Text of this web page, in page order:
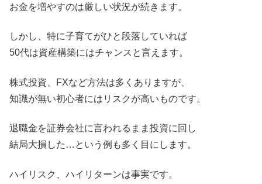
お金を増やすのは厳しい状況が続きます。
しかし、特に子育てがひと段落していれば
50代は資産構築にはチャンスと言えます。
株式投資、FXなど方法は多くありますが、
知識が無い初心者にはリスクが高いものです。
退職金を証券会社に言われるまま投資に回し
結局大損した…という例も多く目にします。
ハイリスク、ハイリターンは事実です。